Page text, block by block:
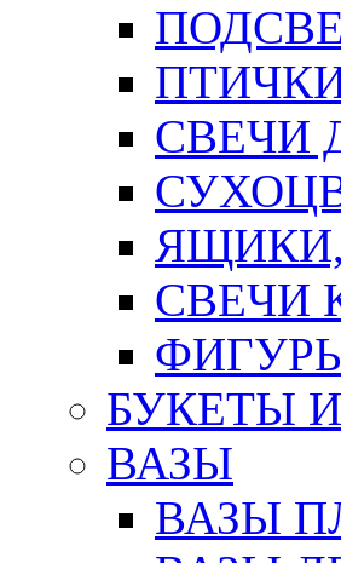
СВЕЧИ
СВЕЧИ
БУКЕТЫ
ВАЗЫ
ВАЗЫ